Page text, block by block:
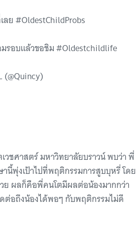
ย #OldestChildProbs
รอบแล้วขอชิม #Oldestchildlife
วชศาสตร์ มหาวิทยาลัยบราวน์ พบว่า พี่
พุ่งเป้าไปที่พฤติกรรมการสูบบุหรี่ โดย
ย ผลก็คือพี่คนโตมีผลต่อน้องมากกว่า
ต่อถึงน้องได้พอๆ กับพฤติกรรมไม่ดี